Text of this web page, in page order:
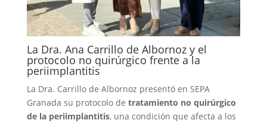
La Dra. Ana Carrillo de Albornoz y el
protocolo no quirúrgico frente a la
periimplantitis
La Dra. Carrillo de Albornoz presentó en SEPA
Granada su protocolo de tratamiento no quirúrgico
de la periimplantitis, una condición que afecta a los